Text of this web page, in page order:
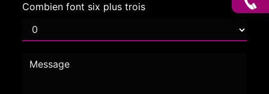
Combien font six plus trois